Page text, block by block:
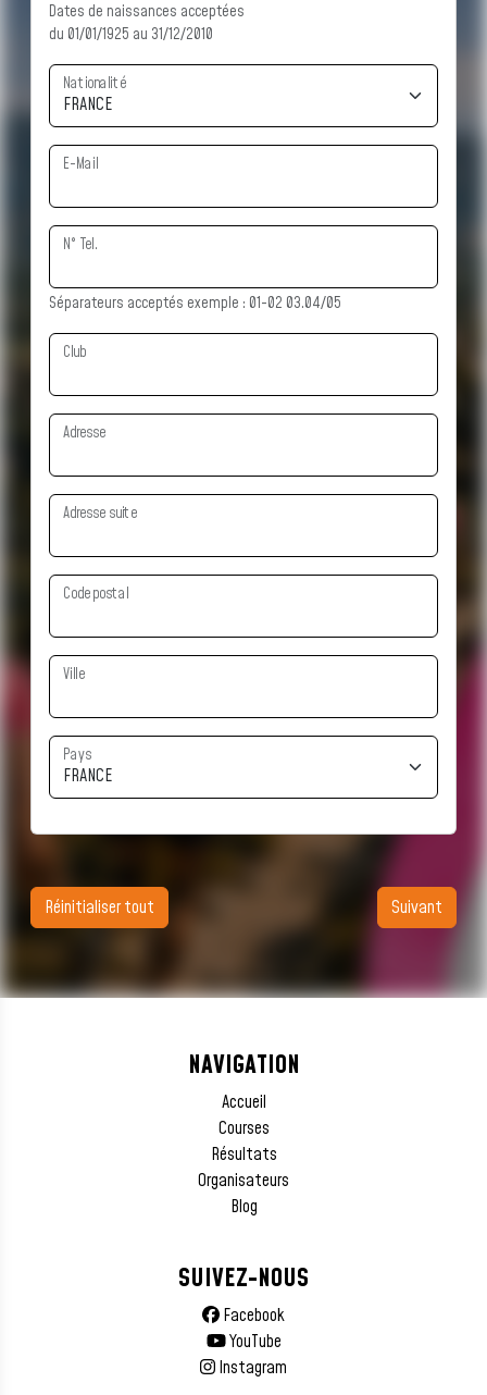
Dates de naissances acceptées
du 01/01/1925 au 31/12/2010
Nationalité
E-Mail
N° Tel.
Séparateurs acceptés exemple : 01-02 03.04/05
Club
Adresse
Adresse suite
Code postal
Ville
Pays
Réinitialiser tout Suivant
NAVIGATION
Accueil
Courses
Résultats
Organisateurs
Blog
SUIVEZ-NOUS
Facebook
YouTube
Instagram